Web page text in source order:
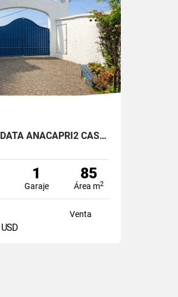
PLAYAS KM 3.5 VIA DATA ANACAPRI2 CASA AMABLADA EN VENTA
1
Garaje
85
Área m2
Venta
USD